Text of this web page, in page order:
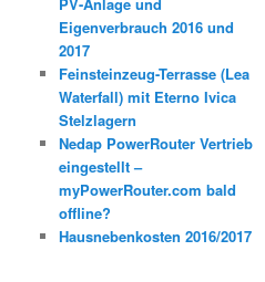
Eigenverbrauch 2016 und
2017
Feinsteinzeug-Terrasse (Lea
Waterfall) mit Eterno Ivica
Stelzlagern
Nedap PowerRouter Vertrieb
eingestellt –
myPowerRouter.com bald
offline?
Hausnebenkosten 2016/2017